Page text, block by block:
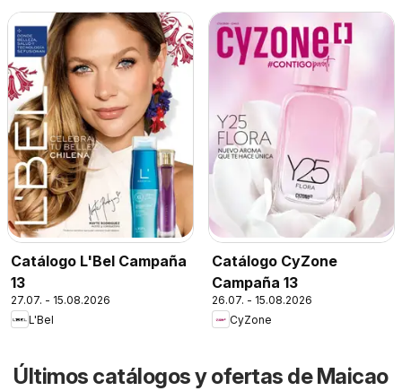
Catálogo L'Bel Campaña
13
27.07. - 15.08.2026
L'Bel
Catálogo CyZone
Campaña 13
26.07. - 15.08.2026
CyZone
Últimos catálogos y ofertas de Maicao